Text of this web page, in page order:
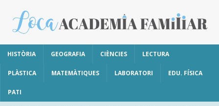
HISTÒRIA GEOGRAFIA CIÈNCIES LECTURA
PLÀSTICA MATEMÀTIQUES LABORATORI EDU. FÍSICA
PATI